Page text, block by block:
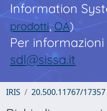
Information
prodotti,OA)
Per
sdl@sissa.it
IRIS 20.500.11767/17357